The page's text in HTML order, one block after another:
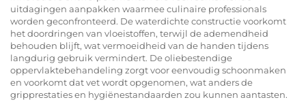
uitdagingen aanpakken waarmee culinaire professionals
worden geconfronteerd. De waterdichte constructie voorkomt
het doordringen van vloeistoffen, terwijl de ademendheid
behouden blijft, wat vermoeidheid van de handen tijdens
langdurig gebruik vermindert. De oliebestendige
oppervlaktebehandeling zorgt voor eenvoudig schoonmaken
en voorkomt dat vet wordt opgenomen, wat anders de
gripprestaties en hygiënestandaarden zou kunnen aantasten.